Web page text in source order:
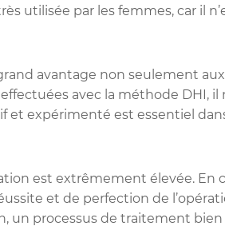
utilisée par les femmes, car il
avantage non seulement
avec la méthode DHI, il
expérimenté est essentiel
est extrêmement élevée. En
et de perfection de
un processus de traitement